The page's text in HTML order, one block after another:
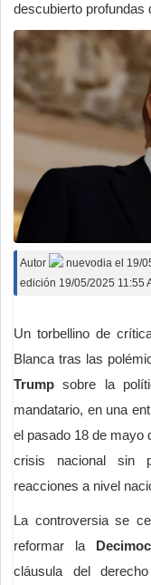
descubierto profundas
Autor nuevodia el 19/
edición 19/05/2025 11:55
Un torbellino de
Blanca tras las
Trump sobre la
mandatario, en una
el pasado 18 de mayo
crisis nacional sin
reacciones a nivel
La controversia se
reformar la
cláusula del